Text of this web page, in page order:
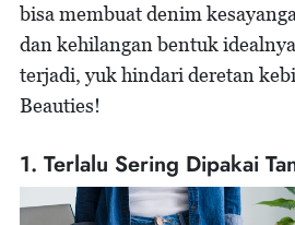
bisa membuat denim
dan kehilangan bentuk
terjadi, yuk hindari deretan
Beauties!
1. Terlalu Sering Dipakai